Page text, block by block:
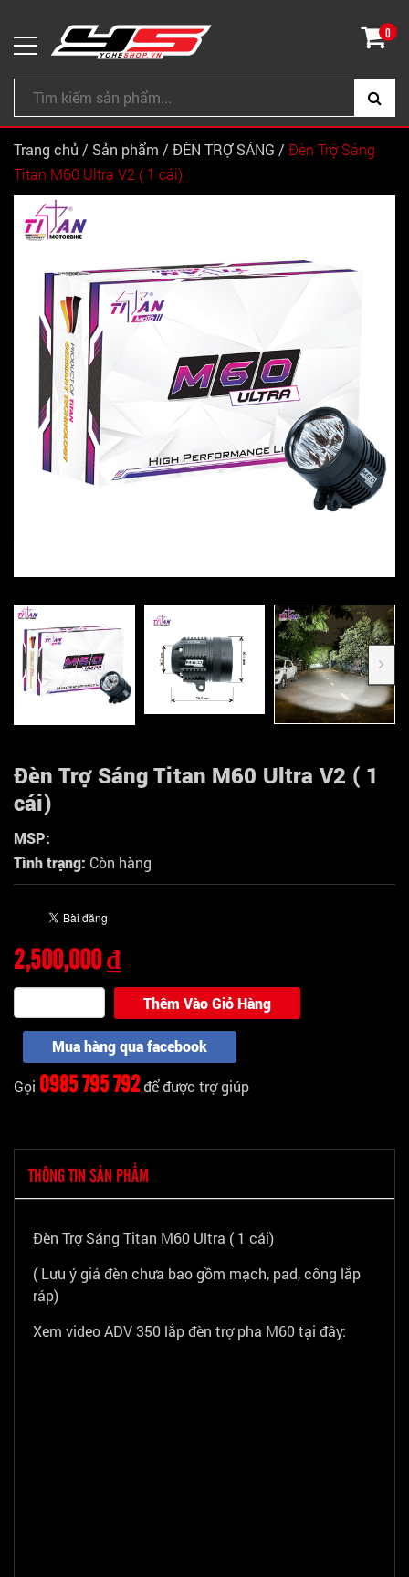
0
Trang chủ / Sản phẩm / ĐÈN TRỢ SÁNG / Đèn Trợ Sáng
Titan M60 Ultra V2 ( 1 cái)
Đèn Trợ Sáng Titan M60 Ultra V2 ( 1
cái)
MSP:
Tình trạng: Còn hàng
2,500,000 ₫
Thêm Vào Giỏ Hàng
Mua hàng qua facebook
Gọi 0985 795 792để được trợ giúp
THÔNG TIN SẢN PHẨM
Đèn Trợ Sáng Titan M60 Ultra ( 1 cái)
( Lưu ý giá đèn chưa bao gồm mạch, pad, công lắp
ráp)
Xem video ADV 350 lắp đèn trợ pha M60 tại đây: